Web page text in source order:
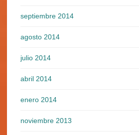
septiembre 2014
agosto 2014
julio 2014
abril 2014
enero 2014
noviembre 2013